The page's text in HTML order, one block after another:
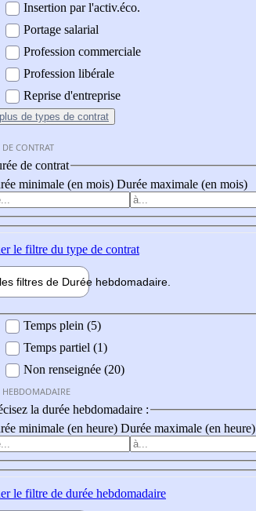
Insertion par l'activ.éco.
Portage salarial
Profession commerciale
Profession libérale
Reprise d'entreprise
de types de contrat
DE CONTRAT
de contrat
minimale (en mois) Durée maximale (en mois)
le filtre du type de contrat
filtres de Durée hebdomadaire
hebdomadaire
Temps plein (5)
Temps partiel (1)
Non renseignée (20)
HEBDOMADAIRE
la durée hebdomadaire :
minimale (en heure) Durée maximale (en heure)
le filtre de durée hebdomadaire